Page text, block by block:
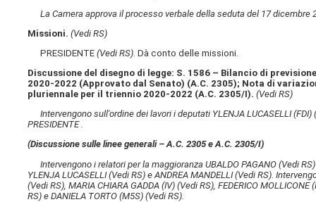
La Camera approva il processo verbale della seduta del 17 dicembre
Missioni. (Vedi RS)
PRESIDENTE(Vedi RS) . Dà conto delle missioni.
Discussione del disegno di legge: S. 1586 – Bilancio di
2020-2022 (Approvato dal Senato) (A.C. 2305); Nota di
pluriennale per il triennio 2020-2022 (A.C. 2305/I). (Vedi RS)
Intervengono sull'ordine dei lavori i deputati YLENJA LUCASELLI (FDI)
PRESIDENTE .
(Discussione sulle linee generali – A.C. 2305 e A.C. 2305/I)
Intervengono i relatori per la maggioranza UBALDO PAGANO(Vedi RS)
YLENJA LUCASELLI(Vedi RS) e ANDREA MANDELLI(Vedi RS) .
(Vedi RS) , MARIA CHIARA GADDA (IV)(Vedi RS) , FEDERICO MOLLICONE
RS) e DANIELA TORTO (M5S)(Vedi RS)